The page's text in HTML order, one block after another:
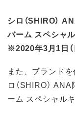
シロ（SHIRO）
バーム スペシャ
※2020年3月1日
また、ブランド
ロ（SHIRO）
ーム スペシャルキ